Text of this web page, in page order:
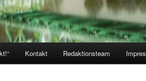
Kontakt Redaktionsteam